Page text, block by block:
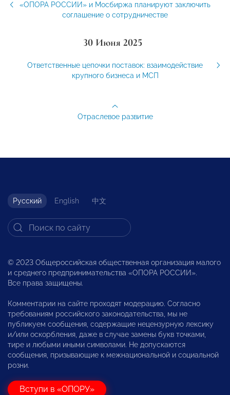
«ОПОРА РОССИИ» и Мосбиржа планируют заключить
соглашение о сотрудничестве
30 Июня 2025
Ответственные цепочки поставок: взаимодействие
крупного бизнеса и МСП
Отраслевое развитие
Русский English 中文
© 2023 Общероссийская общественная организация малого
и среднего предпринимательства «ОПОРА РОССИИ».
Все права защищены.
Комментарии на сайте проходят модерацию. Согласно
требованиям российского законодательства, мы не
публикуем сообщения, содержащие нецензурную лексику
и/или оскорбления, даже в случае замены букв точками,
тире и любыми иными символами. Не допускаются
сообщения, призывающие к межнациональной и социальной
розни.
Вступи в «ОПОРУ»